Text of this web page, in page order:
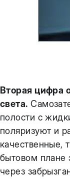
Вторая цифра
света.
полости с
поляризуют и
качественные,
бытовом плане
через